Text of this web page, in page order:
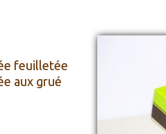
feuilletée
aux grué